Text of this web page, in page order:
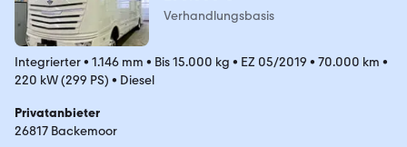
Verhandlungsbasis
Integrierter• 1.146 mm • Bis 15.000 kg • EZ 05/2019 • 70.000 km •
220 kW (299 PS) • Diesel
Privatanbieter
26817 Backemoor